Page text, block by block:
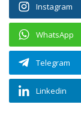
Instagram
WhatsApp
Telegram
Linkedin